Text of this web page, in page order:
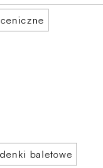
baletowe